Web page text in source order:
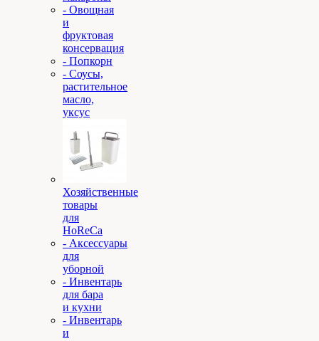
- Овощная
и
фруктовая
консервация
- Попкорн
- Соусы,
растительное
масло,
уксус
Хозяйственные
товары
для
HoReCa
- Аксессуары
для
уборной
- Инвентарь
для бара
и кухни
- Инвентарь
и